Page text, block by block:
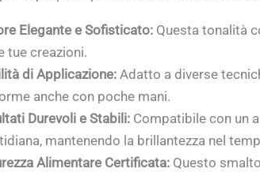
Elegante e Sofisticato: Questa tonalità
tue creazioni.
di Applicazione: Adatto a diverse
anche con poche mani.
Durevoli e Stabili: Compatibile con un
mantenendo la brillantezza nel
Alimentare Certificata: Questo